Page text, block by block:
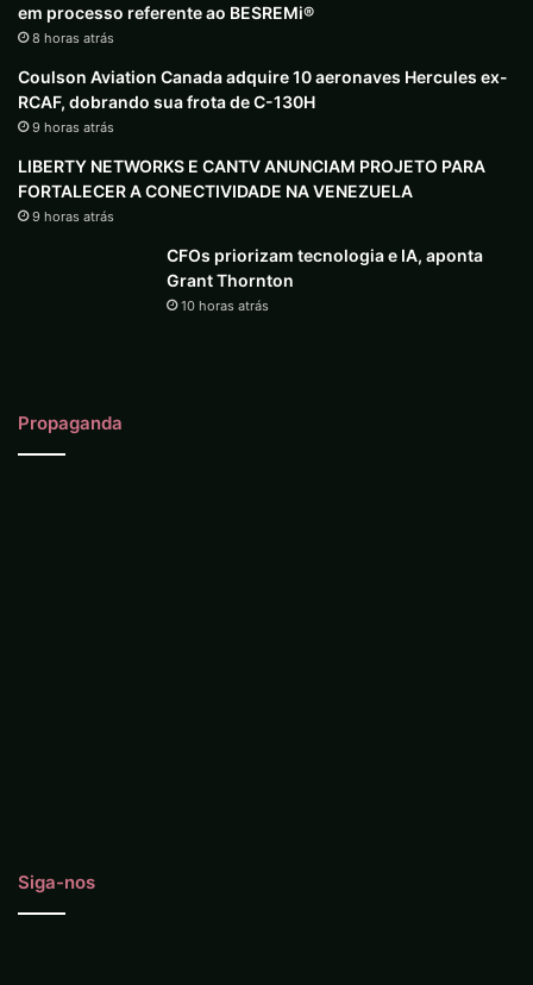
em processo referente ao BESREMi®
8 horas atrás
Coulson Aviation Canada adquire 10 aeronaves Hercules ex-
RCAF, dobrando sua frota de C-130H
9 horas atrás
LIBERTY NETWORKS E CANTV ANUNCIAM PROJETO PARA
FORTALECER A CONECTIVIDADE NA VENEZUELA
9 horas atrás
CFOs priorizam tecnologia e IA, aponta
Grant Thornton
10 horas atrás
Propaganda
Siga-nos